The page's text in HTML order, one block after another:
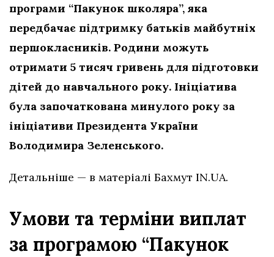
програми “Пакунок школяра”, яка
передбачає підтримку батьків майбутніх
першокласників. Родини можуть
отримати 5 тисяч гривень для підготовки
дітей до навчального року. Ініціатива
була започаткована минулого року за
ініціативи Президента України
Володимира Зеленського.
Детальніше — в матеріалі Бахмут IN.UA.
Умови та терміни виплат
за програмою “Пакунок